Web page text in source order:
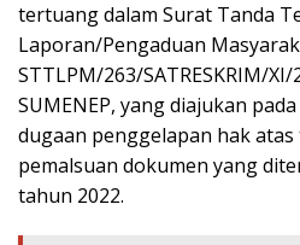
tertuang dalam Surat Tanda
Laporan/Pengaduan
STTLPM/263/SATRESKRIM/XI/
SUMENEP, yang diajukan
dugaan penggelapan hak
pemalsuan dokumen yang
tahun 2022.